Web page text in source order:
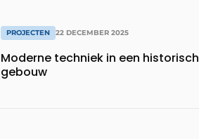
PROJECTEN 22 DECEMBER 2025
Moderne techniek in een historisch
gebouw